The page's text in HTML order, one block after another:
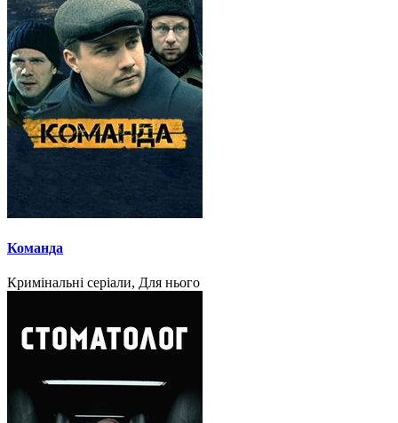
Команда
Кримінальні серіали, Для нього